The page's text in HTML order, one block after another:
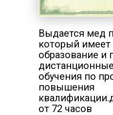
Выдается мед
который
образование
обучения по
повышения
от 72 часов